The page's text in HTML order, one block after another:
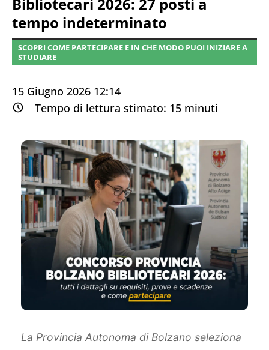
tempo indeterminato
SCOPRI COME PARTECIPARE E IN CHE MODO PUOI INIZIARE A
STUDIARE
15 Giugno 2026 12:14
Tempo di lettura stimato: 15 minuti
La Provincia Autonoma di Bolzano seleziona